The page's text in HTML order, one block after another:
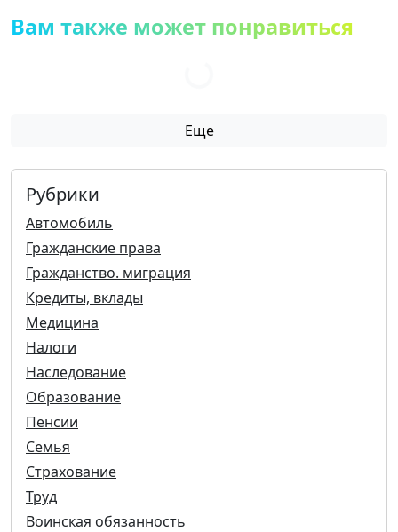
Вам также может понравиться
Еще
Рубрики
Автомобиль
Гражданские права
Гражданство. миграция
Кредиты, вклады
Медицина
Налоги
Наследование
Образование
Пенсии
Семья
Страхование
Труд
Воинская обязанность